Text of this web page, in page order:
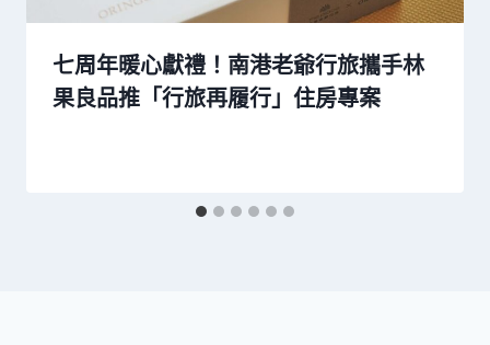
七周年暖心獻禮！南港老爺行旅攜手林
果良品推「行旅再履行」住房專案